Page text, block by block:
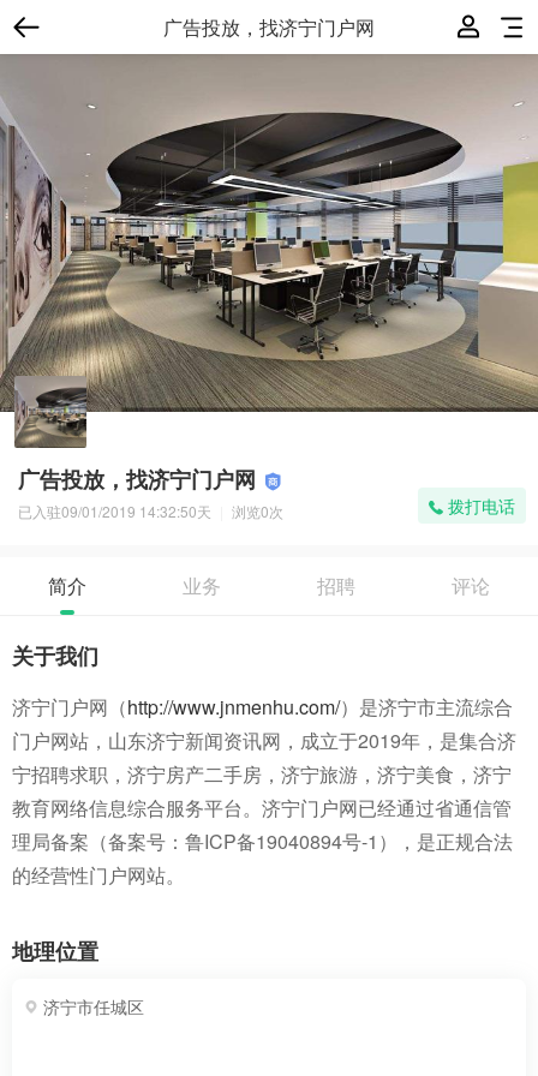
广告投放，找济宁门户网
广告投放，找济宁门户网
已入驻09/01/2019 14:32:50天 浏览0次 拨打电话
简介 业务 招聘 评论
关于我们
济宁门户网（http://www.jnmenhu.com/）是济宁市主流综合
门户网站，山东济宁新闻资讯网，成立于2019年，是集合济
宁招聘求职，济宁房产二手房，济宁旅游，济宁美食，济宁
教育网络信息综合服务平台。济宁门户网已经通过省通信管
理局备案（备案号：鲁ICP备19040894号-1），是正规合法
的经营性门户网站。
地理位置
济宁市任城区